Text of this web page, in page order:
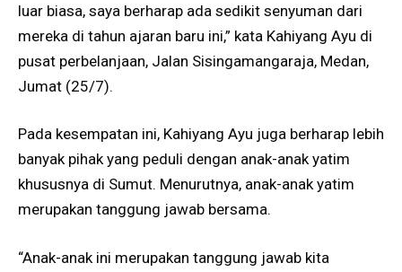
luar biasa, saya berharap ada sedikit senyuman dari
mereka di tahun ajaran baru ini,” kata Kahiyang Ayu di
pusat perbelanjaan, Jalan Sisingamangaraja, Medan,
Jumat (25/7).
Pada kesempatan ini, Kahiyang Ayu juga berharap lebih
banyak pihak yang peduli dengan anak-anak yatim
khususnya di Sumut. Menurutnya, anak-anak yatim
merupakan tanggung jawab bersama.
“Anak-anak ini merupakan tanggung jawab kita